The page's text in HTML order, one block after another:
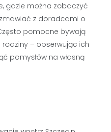
gdzie można zobaczyć
z doradcami o
pomocne bywają
– obserwując ich
pomysłów na własną